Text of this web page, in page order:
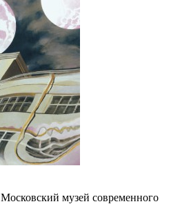
Московский музей современного